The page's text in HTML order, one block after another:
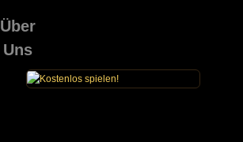
Über
Uns